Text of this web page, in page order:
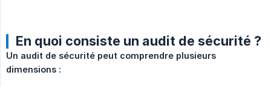
En quoi consiste un audit de sécurité ?
Un audit de sécurité peut comprendre plusieurs
dimensions :